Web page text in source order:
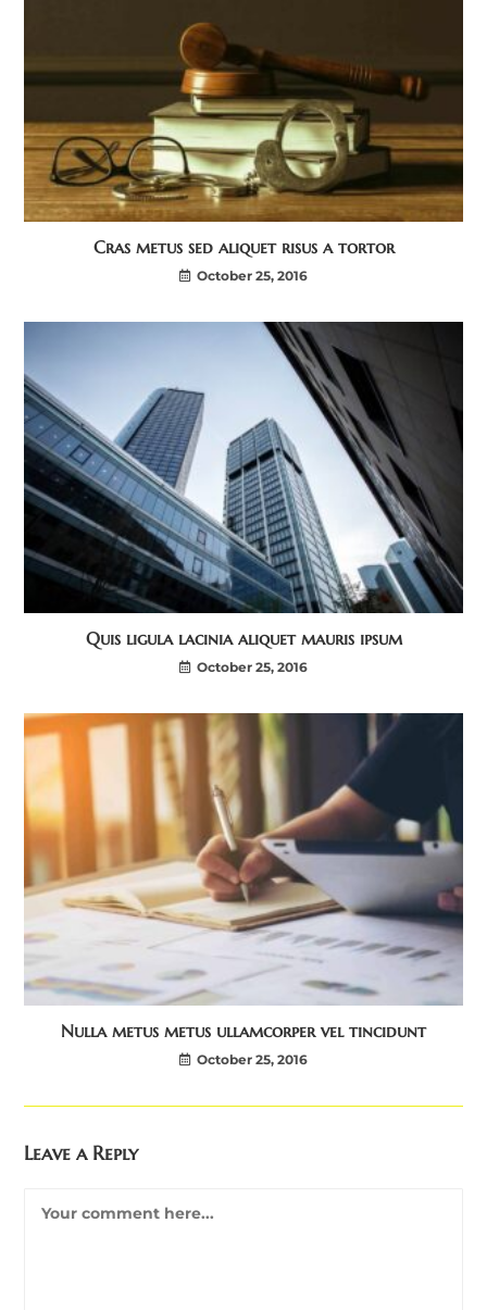
Cras metus sed aliquet risus a tortor
October 25, 2016
Quis ligula lacinia aliquet mauris ipsum
October 25, 2016
Nulla metus metus ullamcorper vel tincidunt
October 25, 2016
Leave a Reply